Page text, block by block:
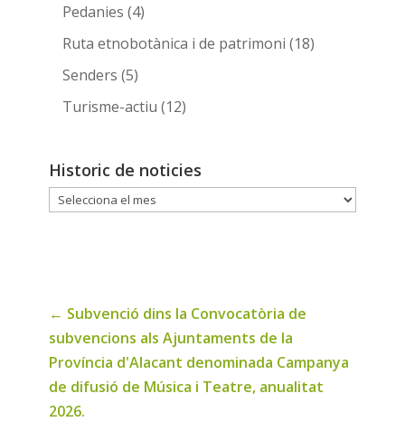
Pedanies (4)
Ruta etnobotànica i de patrimoni (18)
Senders (5)
Turisme-actiu (12)
Historic de noticies
Historic
← Subvenció dins la Convocatòria de
subvencions als Ajuntaments de la
Província d'Alacant denominada Campanya
de difusió de Música i Teatre, anualitat
2026.